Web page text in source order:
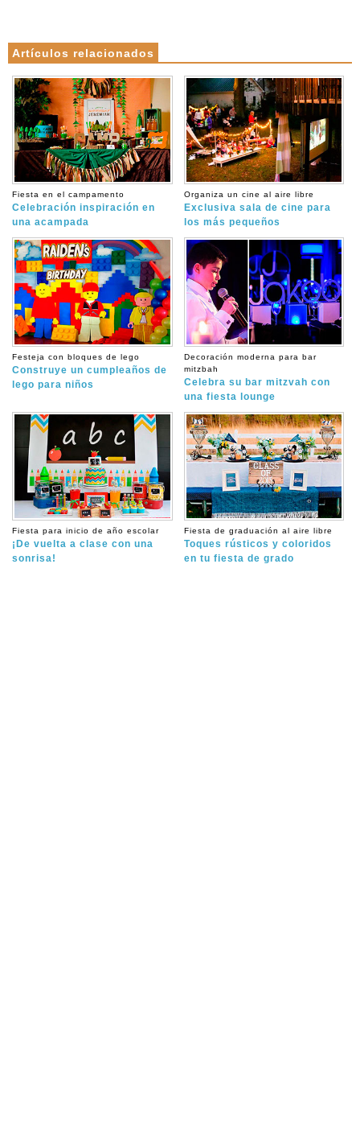
Artículos relacionados
Fiesta en el campamento
Celebración inspiración en
una acampada
Organiza un cine al aire libre
Exclusiva sala de cine para
los más pequeños
Festeja con bloques de lego
Construye un cumpleaños de
lego para niños
Decoración moderna para bar
mitzbah
Celebra su bar mitzvah con
una fiesta lounge
Fiesta para inicio de año escolar
¡De vuelta a clase con una
sonrisa!
Fiesta de graduación al aire libre
Toques rústicos y coloridos
en tu fiesta de grado